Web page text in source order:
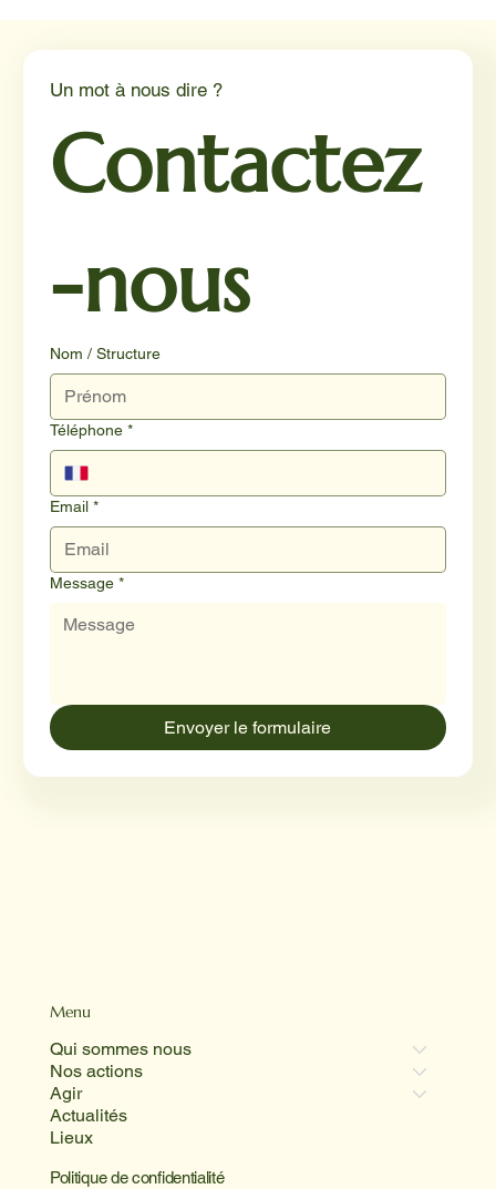
Menu
Qui sommes nous
Nos actions
Agir
Actualités
Lieux
Politique de confidentialité
Un mot à nous dire ?
Contactez
-nous
Nom / Structure
Téléphone *
Email *
Message *
Envoyer le formulaire